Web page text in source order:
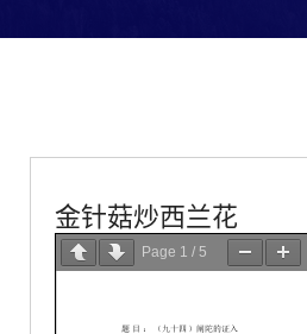
金针菇炒西兰花
Page 1 / 5